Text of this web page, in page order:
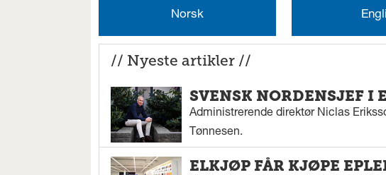
Norsk
// Nyeste artikler //
SVENSK NORDENSJEF I
Administrerende direktør Niclas
Tønnesen.
ELKJØP FÅR KJØPE